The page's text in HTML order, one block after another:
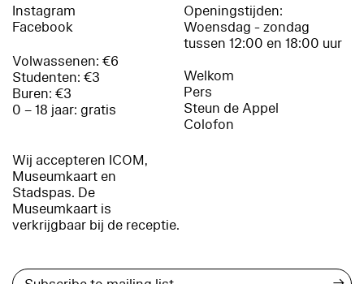
Instagram
Facebook
Volwassenen: €6
Studenten: €3
Buren: €3
0 – 18 jaar: gratis
Wij accepteren ICOM,
Museumkaart en
Stadspas. De
Museumkaart is
verkrijgbaar bij de receptie.
Openingstijden:
Woensdag - zondag
tussen 12:00 en 18:00 uur
Welkom
Pers
Steun de Appel
Colofon